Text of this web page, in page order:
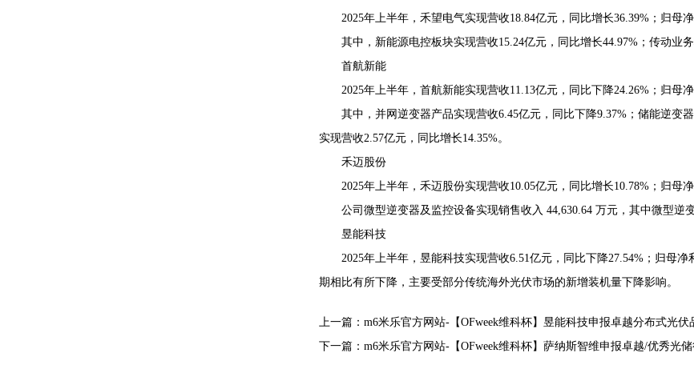
2025年上半年，禾望电气实现营收18.84亿元，同比增长36.39%；归母
其中，新能源电控板块实现营收15.24亿元，同比增长44.97%；传动业
首航新能
2025年上半年，首航新能实现营收11.13亿元，同比下降24.26%；归母
其中，并网逆变器产品实现营收6.45亿元，同比下降9.37%；储能逆变
实现营收2.57亿元，同比增长14.35%。
禾迈股份
2025年上半年，禾迈股份实现营收10.05亿元，同比增长10.78%；归母
公司微型逆变器及监控设备实现销售收入 44,630.64 万元，其中微型逆
昱能科技
2025年上半年，昱能科技实现营收6.51亿元，同比下降27.54%；归母
期相比有所下降，主要受部分传统海外光伏市场的新增装机量下降影响。
上一篇： m6米乐官方网站-【OFweek维科杯】昱能科技申报卓越分布式光伏
下一篇： m6米乐官方网站-【OFweek维科杯】萨纳斯智维申报卓越/优秀光